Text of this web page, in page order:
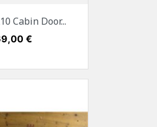
Cabin Door...
€